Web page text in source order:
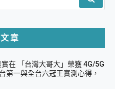
章
在 「台灣大哥大」榮獲 4G/5G
第一與全台六冠王實測心得，